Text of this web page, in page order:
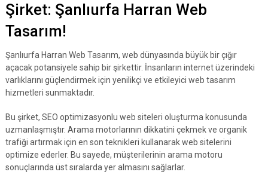
Şirket: Şanlıurfa Harran Web
Tasarım!
Şanlıurfa Harran Web Tasarım, web dünyasında büyük bir çığır
açacak potansiyele sahip bir şirkettir. İnsanların internet üzerindeki
varlıklarını güçlendirmek için yenilikçi ve etkileyici web tasarım
hizmetleri sunmaktadır.
Bu şirket, SEO optimizasyonlu web siteleri oluşturma konusunda
uzmanlaşmıştır. Arama motorlarının dikkatini çekmek ve organik
trafiği artırmak için en son teknikleri kullanarak web sitelerini
optimize ederler. Bu sayede, müşterilerinin arama motoru
sonuçlarında üst sıralarda yer almasını sağlarlar.